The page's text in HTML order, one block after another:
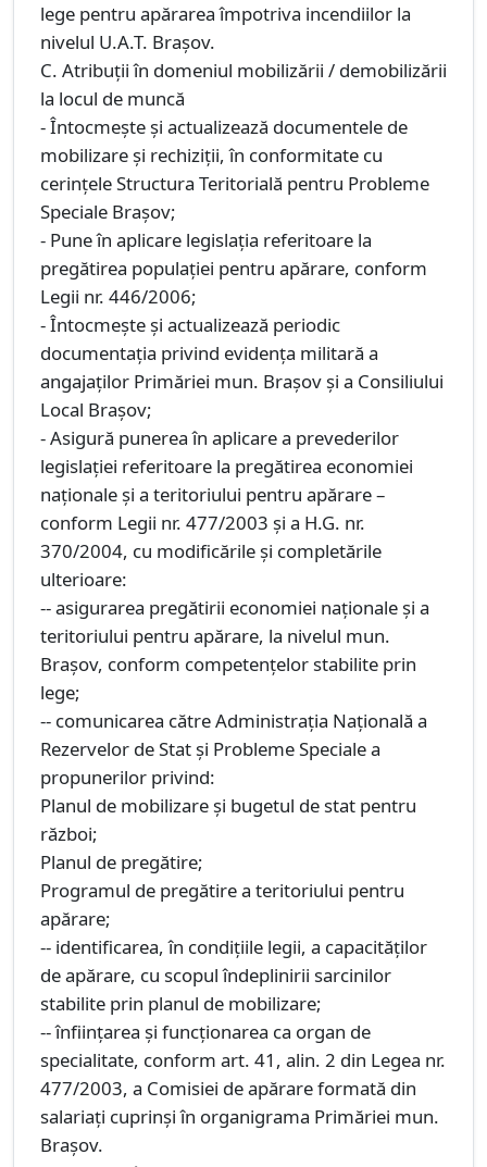
lege pentru apărarea împotriva incendiilor la
nivelul U.A.T. Brașov.
C. Atribuții în domeniul mobilizării / demobilizării
la locul de muncă
- Întocmește și actualizează documentele de
mobilizare și rechiziții, în conformitate cu
cerințele Structura Teritorială pentru Probleme
Speciale Brașov;
- Pune în aplicare legislația referitoare la
pregătirea populației pentru apărare, conform
Legii nr. 446/2006;
- Întocmește și actualizează periodic
documentația privind evidența militară a
angajaților Primăriei mun. Brașov și a Consiliului
Local Brașov;
- Asigură punerea în aplicare a prevederilor
legislației referitoare la pregătirea economiei
naționale și a teritoriului pentru apărare –
conform Legii nr. 477/2003 și a H.G. nr.
370/2004, cu modificările și completările
ulterioare:
-- asigurarea pregătirii economiei naționale și a
teritoriului pentru apărare, la nivelul mun.
Brașov, conform competențelor stabilite prin
lege;
-- comunicarea către Administrația Națională a
Rezervelor de Stat și Probleme Speciale a
propunerilor privind:
Planul de mobilizare și bugetul de stat pentru
război;
Planul de pregătire;
Programul de pregătire a teritoriului pentru
apărare;
-- identificarea, în condițiile legii, a capacităților
de apărare, cu scopul îndeplinirii sarcinilor
stabilite prin planul de mobilizare;
-- înființarea și funcționarea ca organ de
specialitate, conform art. 41, alin. 2 din Legea nr.
477/2003, a Comisiei de apărare formată din
salariați cuprinși în organigrama Primăriei mun.
Brașov.